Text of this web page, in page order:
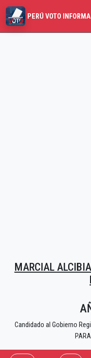
PERÚ VOTO
MARCIAL
Candidado al Gobierno